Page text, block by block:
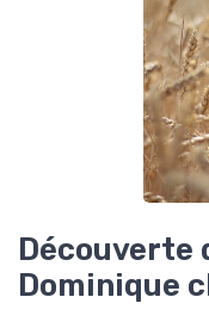
Découverte
Dominique